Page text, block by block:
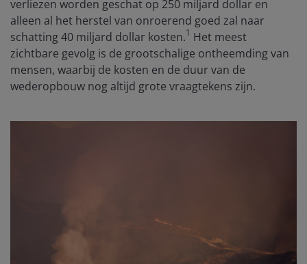
verliezen worden geschat op 250 miljard dollar en
alleen al het herstel van onroerend goed zal naar
schatting 40 miljard dollar kosten.1 Het meest
zichtbare gevolg is de grootschalige ontheemding van
mensen, waarbij de kosten en de duur van de
wederopbouw nog altijd grote vraagtekens zijn.